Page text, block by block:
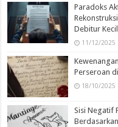
Paradoks
Debitur Kecil
11/12/2025
Perseroan
18/10/2025
Sisi Negatif